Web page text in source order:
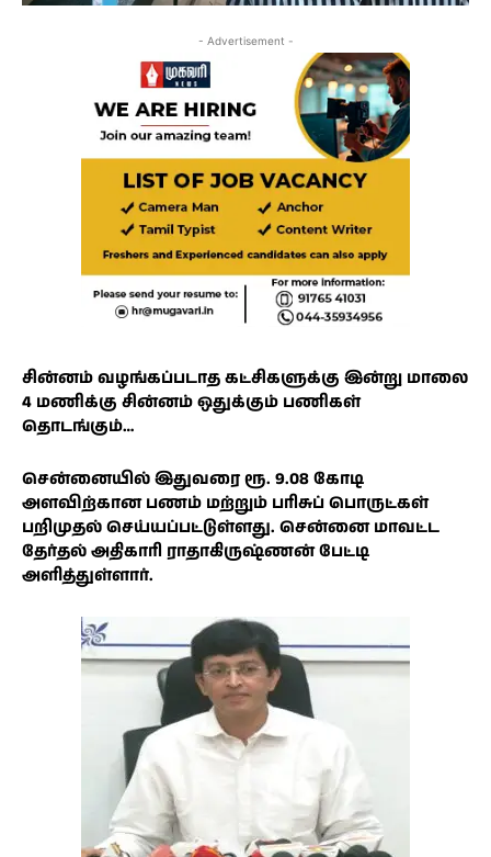
- Advertisement -
சின்னம் வழங்கப்படாத கட்சிகளுக்கு இன்று மாலை
4 மணிக்கு சின்னம் ஒதுக்கும் பணிகள்
தொடங்கும்…
சென்னையில் இதுவரை ரூ. 9.08 கோடி
அளவிற்கான பணம் மற்றும் பரிசுப் பொருட்கள்
பறிமுதல் செய்யப்பட்டுள்ளது. சென்னை மாவட்ட
தேர்தல் அதிகாரி ராதாகிருஷ்ணன் பேட்டி
அளித்துள்ளார்.